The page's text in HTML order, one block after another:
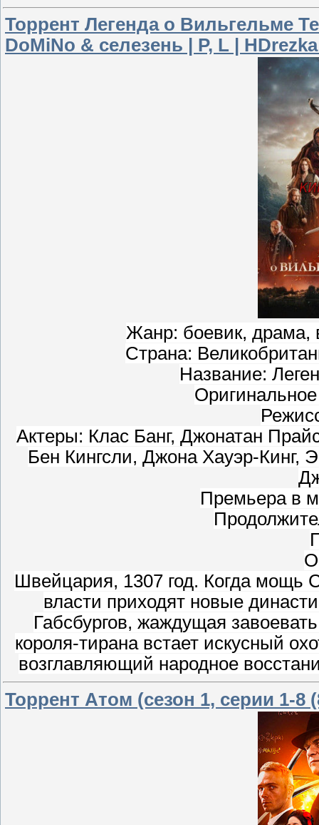
Торрент Легенда о Вильгельме
DoMiNo & селезень | P, L |
Жанр: боевик, драма,
Страна:
Название:
Актеры: Клас Банг, Джонатан
Бен Кингсли, Джона Хауэр-
Премьера в
Швейцария, 1307 год. Когда мощь
власти приходят новые
Габсбургов, жаждущая
короля-тирана встает искусный
возглавляющий народное
Торрент Атом (сезон 1, серии 1-8